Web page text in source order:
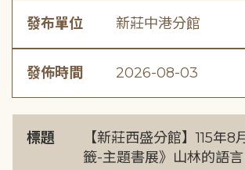
發布單位 新莊中港分館
發佈時間 2026-08-03
標題
【新莊西盛分館】115年8
籤-主題書展》山林的語言